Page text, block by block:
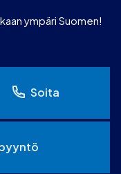
ympäri Suomen!
Soita